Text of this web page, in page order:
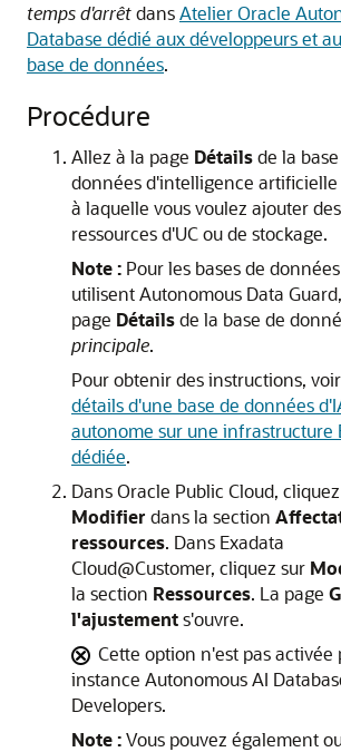
temps d'arrêtdansAtelier Oracle
Database dédié aux développeurs et
base de données.
Procédure
Allez à la page Détailsde la
données d'intelligence
à laquelle vous voulez ajouter des
ressources d'UC ou de stockage.
Note : Pour les bases de
utilisent Autonomous Data
page Détailsde la base de
principale.
Pour obtenir des instructions, voir
détails d'une base de données
autonome sur une infrastructure
dédiée.
Dans Oracle Public Cloud,
Modifier dans la section
ressources. Dans Exadata
Cloud@Customer, cliquez sur
la section Ressources. La page
l'ajustements'ouvre.
Cette option n'est pas activée
instance Autonomous AI
Developers.
Note :Vous pouvez également